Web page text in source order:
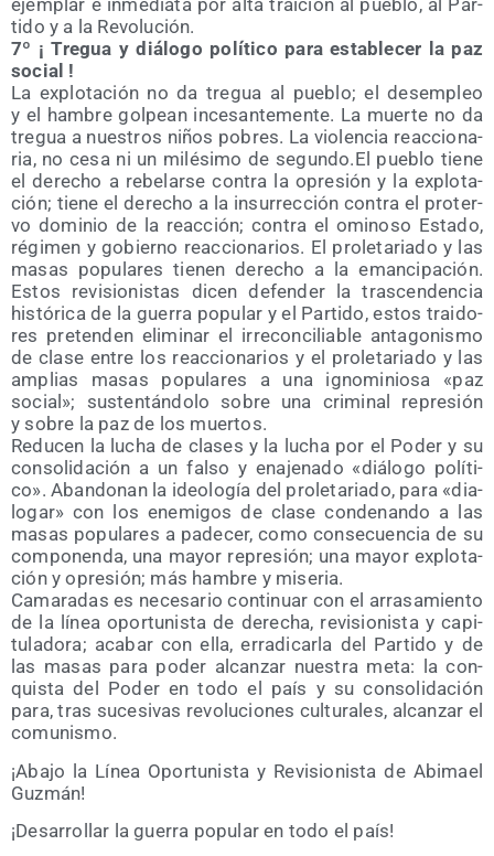
ejem­plar e inme­dia­ta por alta trai­ción al pue­blo, al Par­
ti­do y a la Revolución.
7º ¡ Tre­gua y diá­lo­go polí­ti­co para esta­ble­cer la paz
social !
La explo­ta­ción no da tre­gua al pue­blo; el des­em­pleo
y el ham­bre gol­pean ince­san­te­men­te. La muer­te no da
tre­gua a nues­tros niños pobres. La vio­len­cia reac­cio­na­
ria, no cesa ni un milé­si­mo de segundo.El pue­blo tie­ne
el dere­cho a rebe­lar­se con­tra la opre­sión y la explo­ta­
ción; tie­ne el dere­cho a la insu­rrec­ción con­tra el pro­ter­
vo domi­nio de la reac­ción; con­tra el omi­no­so Esta­do,
régi­men y gobierno reac­cio­na­rios. El pro­le­ta­ria­do y las
masas popu­la­res tie­nen dere­cho a la eman­ci­pa­ción.
Estos revi­sio­nis­tas dicen defen­der la tras­cen­den­cia
his­tó­ri­ca de la gue­rra popu­lar y el Par­ti­do, estos trai­do­
res pre­ten­den eli­mi­nar el irre­con­ci­lia­ble anta­go­nis­mo
de cla­se entre los reac­cio­na­rios y el pro­le­ta­ria­do y las
amplias masas popu­la­res a una igno­mi­nio­sa «paz
social»; sus­ten­tán­do­lo sobre una cri­mi­nal repre­sión
y sobre la paz de los muertos.
Redu­cen la lucha de cla­ses y la lucha por el Poder y su
con­so­li­da­ción a un fal­so y ena­je­na­do «diá­lo­go polí­ti­
co». Aban­do­nan la ideo­lo­gía del pro­le­ta­ria­do, para «dia­
lo­gar» con los enemi­gos de cla­se con­de­nan­do a las
masas popu­la­res a pade­cer, como con­se­cuen­cia de su
com­po­nen­da, una mayor repre­sión; una mayor explo­ta­
ción y opre­sión; más ham­bre y miseria.
Cama­ra­das es nece­sa­rio con­ti­nuar con el arra­sa­mien­to
de la línea opor­tu­nis­ta de dere­cha, revi­sio­nis­ta y capi­
tu­la­do­ra; aca­bar con ella, erra­di­car­la del Par­ti­do y de
las masas para poder alcan­zar nues­tra meta: la con­
quis­ta del Poder en todo el país y su con­so­li­da­ción
para, tras suce­si­vas revo­lu­cio­nes cul­tu­ra­les, alcan­zar el
comunismo.
¡Aba­jo la Línea Opor­tu­nis­ta y Revi­sio­nis­ta de Abi­mael
Guzmán!
¡Desa­rro­llar la gue­rra popu­lar en todo el país!